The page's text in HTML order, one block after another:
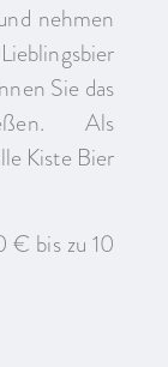
nehmen
Sie das
Als
Kiste Bier
€ bis zu 10